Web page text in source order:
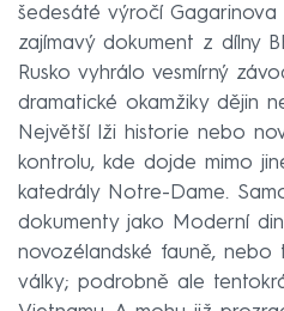
šedesáté výročí
zajímavý dokument z dílny
Rusko vyhrálo vesmírný
dramatické okamžiky dějin
Největší lži historie nebo
kontrolu, kde dojde mimo
katedrály Notre-Dame.
dokumenty jako Moderní
novozélandské fauně, nebo
války; podrobně ale